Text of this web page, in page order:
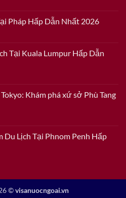
Pháp Hấp Dẫn Nhất 2026
Tại Kuala Lumpur Hấp Dẫn
Khám phá xứ sở Phù Tang
Du Lịch Tại Phnom Penh Hấp
©visanuocngoai.vn